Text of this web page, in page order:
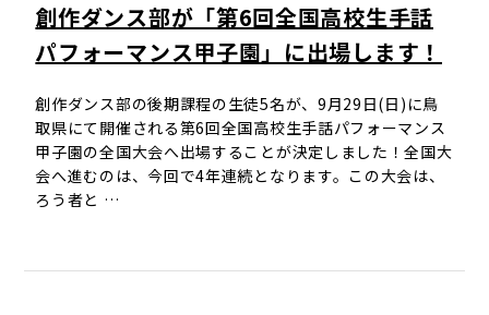
創作ダンス部が「第6回全国高校生手話
パフォーマンス甲子園」に出場します！
創作ダンス部の後期課程の生徒5名が、9月29日(日)に鳥
取県にて開催される第6回全国高校生手話パフォーマンス
甲子園の全国大会へ出場することが決定しました！全国大
会へ進むのは、今回で4年連続となります。この大会は、
ろう者と …